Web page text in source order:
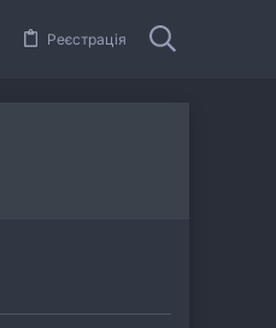
Реєстрація